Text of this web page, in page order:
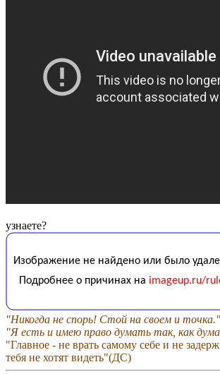
узнаете?
"Никогда не спорь! Стой на своем и
"Я есть и имею право думать так, как
"Главное - не врать самому себе и не
тебя не хотят видеть"(ДС)